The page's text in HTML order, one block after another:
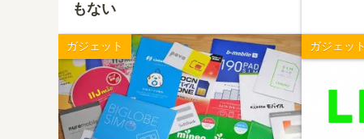
もない
ガジェット ガジェット